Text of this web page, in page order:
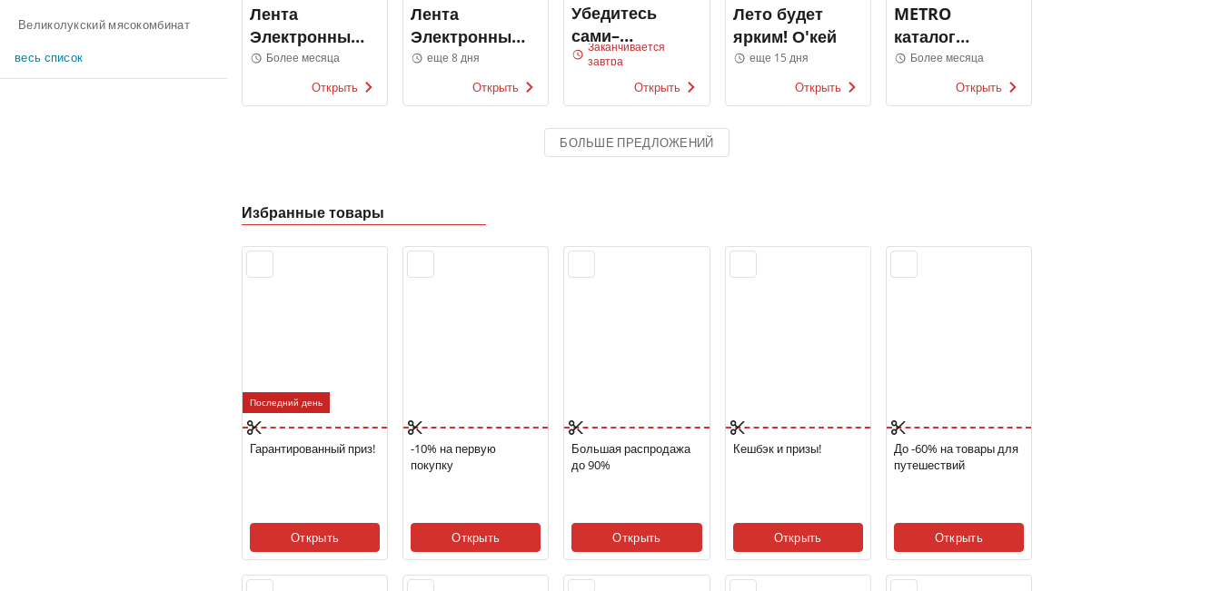
Великолукский мясокомбинат
весь список
Лента
Электронные
каталоги
Более месяца
Открыть
Лента
Электронные
каталоги
еще 8 дня
Открыть
Убедитесь
сами–
клубника
повсюду!
Ашан
Заканчивается
завтра
Открыть
Лето будет
ярким! О'кей
еще 15 дня
Открыть
METRO
каталог
товаров
Более месяца
Открыть
БОЛЬШЕ ПРЕДЛОЖЕНИЙ
Избранные товары
Последний день
Гарантированный приз!
Открыть
-10% на первую
покупку
Открыть
Большая распродажа
до 90%
Открыть
Кешбэк и призы!
Открыть
До -60% на товары для
путешествий
Открыть